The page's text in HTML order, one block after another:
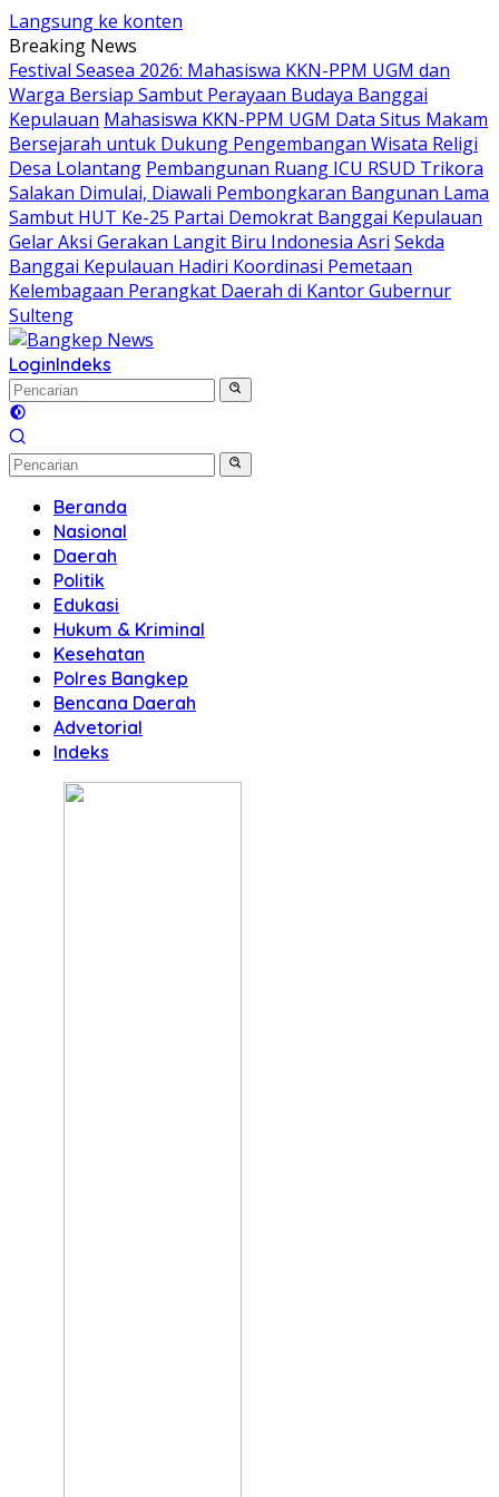
Langsung ke konten
Breaking News
Festival Seasea 2026: Mahasiswa KKN-PPM UGM dan
Warga Bersiap Sambut Perayaan Budaya Banggai
Kepulauan Mahasiswa KKN-PPM UGM Data Situs Makam
Bersejarah untuk Dukung Pengembangan Wisata Religi
Desa Lolantang Pembangunan Ruang ICU RSUD Trikora
Salakan Dimulai, Diawali Pembongkaran Bangunan Lama
Sambut HUT Ke-25 Partai Demokrat Banggai Kepulauan
Gelar Aksi Gerakan Langit Biru Indonesia Asri Sekda
Banggai Kepulauan Hadiri Koordinasi Pemetaan
Kelembagaan Perangkat Daerah di Kantor Gubernur
Sulteng
LoginIndeks
Beranda
Nasional
Daerah
Politik
Edukasi
Hukum & Kriminal
Kesehatan
Polres Bangkep
Bencana Daerah
Advetorial
Indeks